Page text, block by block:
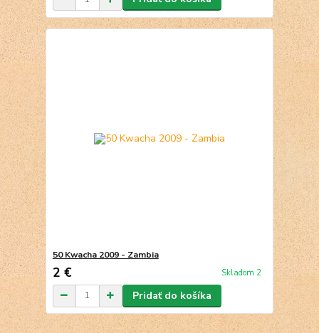
50 Kwacha 2009 - Zambia
2 € Skladom 2
Pridať do košíka